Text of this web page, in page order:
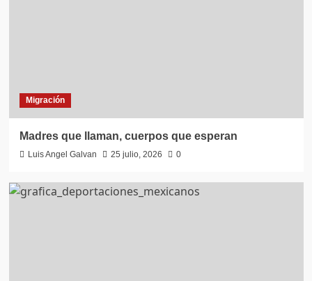
Migración
Madres que llaman, cuerpos que esperan
Luis Angel Galvan 25 julio, 2026 0